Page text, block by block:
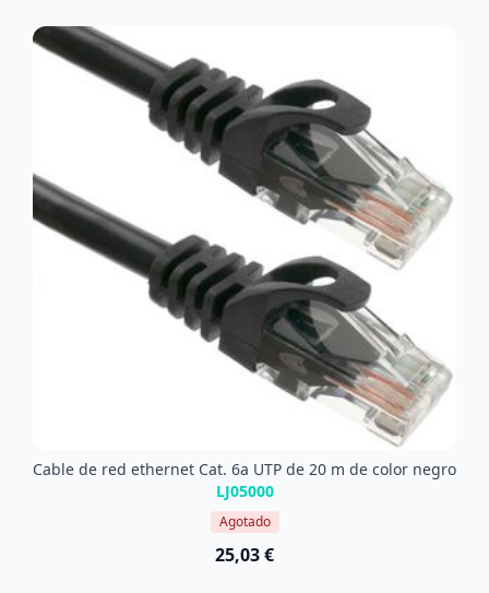
Cable de red ethernet Cat. 6a UTP de 20 m de color negro
LJ05000
Agotado
25,03 €